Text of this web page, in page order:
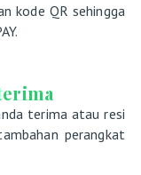
kode QR sehingga
terima atau resi
perangkat